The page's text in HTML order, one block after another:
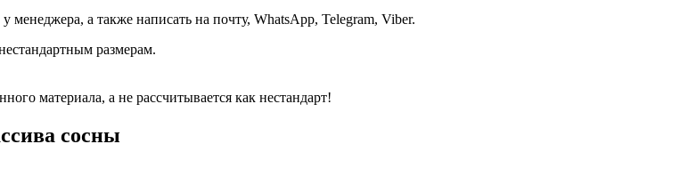
а также написать на почту, WhatsApp, Telegram, Viber.
размерам.
материала, а не рассчитывается как нестандарт!
сосны